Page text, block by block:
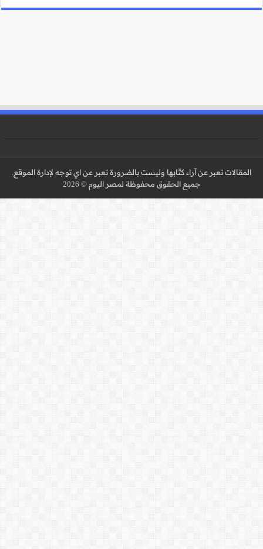
عن اي توجه لإدارة الموقع.